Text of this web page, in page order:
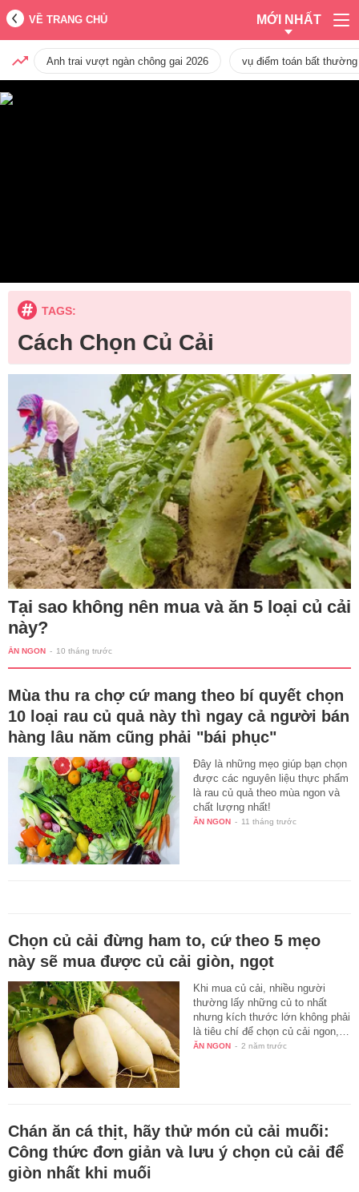
VỀ TRANG CHỦ MỚI NHẤT
Anh trai vượt ngàn chông gai 2026 vụ điểm toán bất
TAGS:
Cách Chọn Củ Cải
Tại sao không nên mua và ăn 5 loại củ cải
này?
ĂN NGON - 10 tháng trước
Mùa thu ra chợ cứ mang theo bí quyết chọn
10 loại rau củ quả này thì ngay cả người bán
hàng lâu năm cũng phải "bái phục"
Đây là những mẹo giúp bạn chọn
được các nguyên liệu thực phẩm
là rau củ quả theo mùa ngon và
chất lượng nhất!
ĂN NGON - 11 tháng trước
Chọn củ cải đừng ham to, cứ theo 5 mẹo
này sẽ mua được củ cải giòn, ngọt
Khi mua củ cải, nhiều người
thường lấy những củ to nhất
nhưng kích thước lớn không phải
là tiêu chí để chọn củ cải ngon,…
ĂN NGON - 2 năm trước
Chán ăn cá thịt, hãy thử món củ cải muối:
Công thức đơn giản và lưu ý chọn củ cải để
giòn nhất khi muối